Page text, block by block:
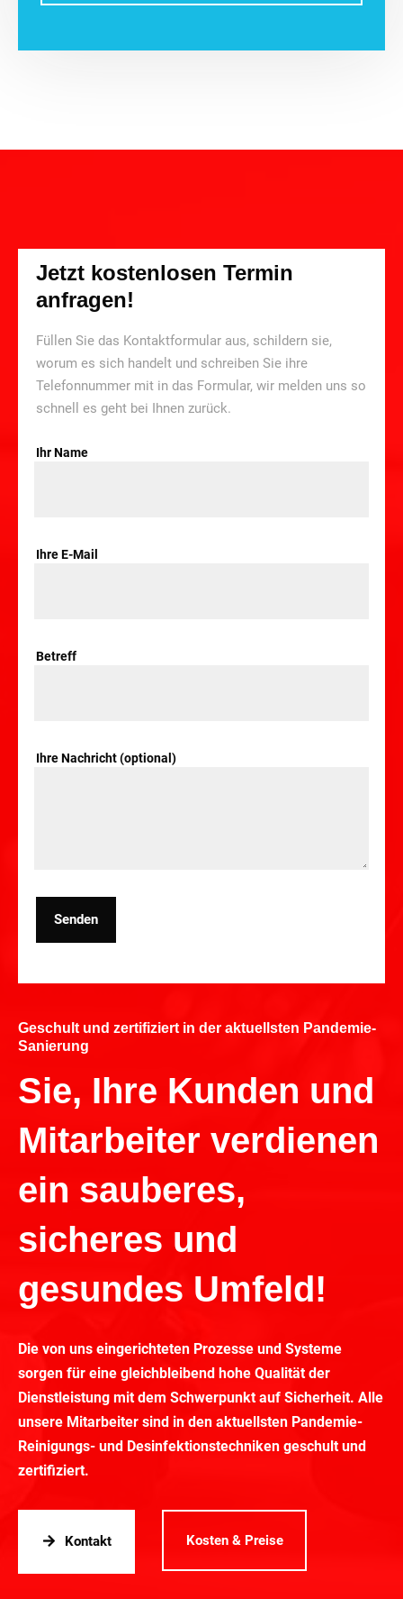
Jetzt kostenlosen Termin
anfragen!
Füllen Sie das Kontaktformular aus, schildern sie,
worum es sich handelt und schreiben Sie ihre
Telefonnummer mit in das Formular, wir melden uns so
schnell es geht bei Ihnen zurück.
Ihr Name
Ihre E-Mail
Betreff
Ihre Nachricht (optional)
Senden
Geschult und zertifiziert in der aktuellsten Pandemie-
Sanierung
Sie, Ihre Kunden und
Mitarbeiter verdienen
ein sauberes,
sicheres und
gesundes Umfeld!
Die von uns eingerichteten Prozesse und Systeme
sorgen für eine gleichbleibend hohe Qualität der
Dienstleistung mit dem Schwerpunkt auf Sicherheit. Alle
unsere Mitarbeiter sind in den aktuellsten Pandemie-
Reinigungs- und Desinfektionstechniken geschult und
zertifiziert.
Kontakt Kosten & Preise